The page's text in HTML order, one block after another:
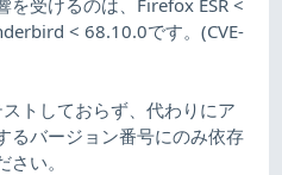
< 68.10.0です。(CVE-
トしておらず、代わりにア
るバージョン番号にのみ依存
い。